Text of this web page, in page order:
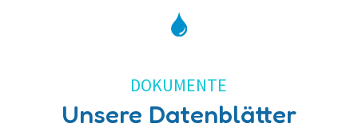
DOKUMENTE
Unsere Datenblätter